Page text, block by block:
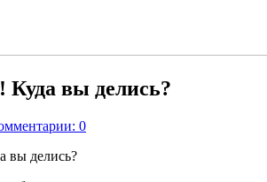
Куда вы делись?
0